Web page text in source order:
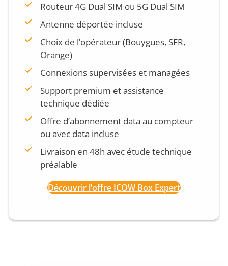
Routeur 4G Dual SIM ou 5G Dual SIM
Antenne déportée incluse
Choix de l’opérateur (Bouygues, SFR,
Orange)
Connexions supervisées et managées
Support premium et assistance
technique dédiée
Offre d’abonnement data au compteur
ou avec data incluse
Livraison en 48h avec étude technique
préalable
Découvrir l’offre ICOW Box Expert